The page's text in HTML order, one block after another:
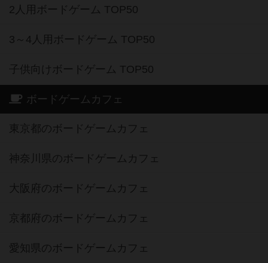
2人用ボードゲーム TOP50
3～4人用ボードゲーム TOP50
子供向けボードゲーム TOP50
ボードゲームカフェ
東京都のボードゲームカフェ
神奈川県のボードゲームカフェ
大阪府のボードゲームカフェ
京都府のボードゲームカフェ
愛知県のボードゲームカフェ